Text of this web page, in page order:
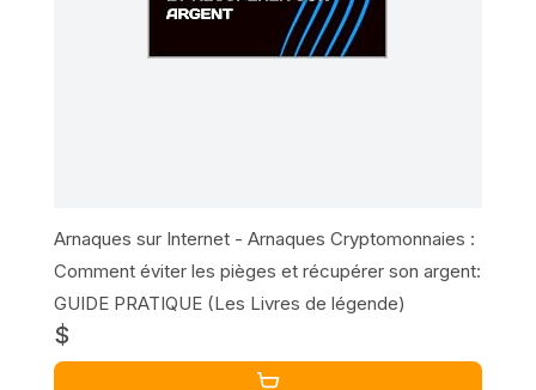
Arnaques sur Internet - Arnaques Cryptomonnaies :
Comment éviter les pièges et récupérer son argent:
GUIDE PRATIQUE (Les Livres de légende)
$